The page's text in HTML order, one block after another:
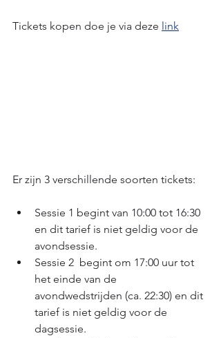
Tickets kopen doe je via deze link
Er zijn 3 verschillende soorten tickets:
Sessie 1 begint van 10:00 tot 16:30
en dit tarief is niet geldig voor de
avondsessie.
Sessie 2  begint om 17:00 uur tot
het einde van de
avondwedstrijden (ca. 22:30) en dit
tarief is niet geldig voor de
dagsessie.